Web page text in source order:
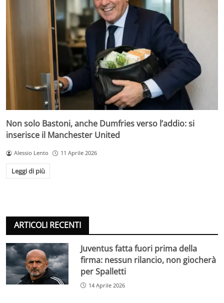
Non solo Bastoni, anche Dumfries verso l’addio: si
inserisce il Manchester United
Alessio Lento 11 Aprile 2026
Leggi di più
ARTICOLI RECENTI
Juventus fatta fuori prima della
firma: nessun rilancio, non giocherà
per Spalletti
14 Aprile 2026